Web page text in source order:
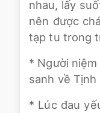
nhau, lấy
nên được
tạp tu trong
* Người
sanh về
* Lúc đau